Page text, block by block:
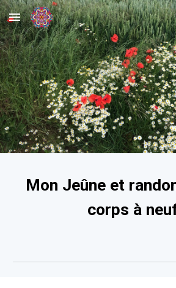
Skip to main content
Mon Jeûne et
corps à